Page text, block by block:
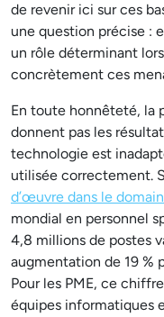
de revenir ici sur ces
une question précise :
un rôle déterminant
concrètement ces
En toute honnêteté, la
donnent pas les
technologie est
utilisée correctement.
d’œuvre dans le
mondial en personnel
4,8 millions de postes
augmentation de 19 %
Pour les PME, ce
équipes informatiques